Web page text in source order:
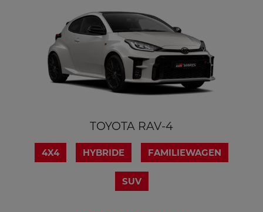
TOYOTA RAV-4
4X4 HYBRIDE FAMILIEWAGEN
SUV